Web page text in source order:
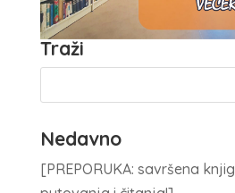
Traži
Nedavno
[PREPORUKA: savršena